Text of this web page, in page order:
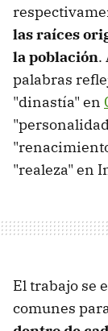
las raíces
la población.
palabras
"dinastía" en
"realeza" en
El trabajo se
comunes